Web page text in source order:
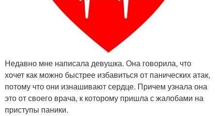
Недавно мне написала девушка. Она говорила, что
хочет как можно быстрее избавиться от панических атак,
потому что они изнашивают сердце. Причем узнала она
это от своего врача, к которому пришла с жалобами на
приступы паники.